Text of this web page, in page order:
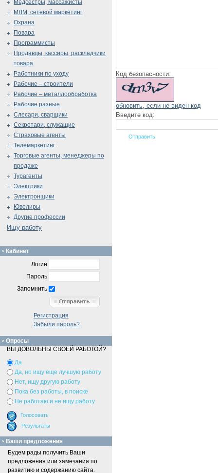
Код безопасности:
обновить, если не виден код
Введите код:
Медсёстры, массажисты
МЛМ, сетевой маркетинг
Охрана
Повара
Программисты
Продавцы, кассиры, раскладчики
товара
Работники по уходу
Рабочие – строители
Рабочие – металлообработка
Рабочие разные
Слесари, сварщики
Секретари, служащие
Страховые агенты
Телемаркетинг
Торговые агенты, менеджеры по
продаже
Турагенты
Электрики
Электронщики
Ювелиры
Другие профессии
Ищу работу
Кабинет
Логин
Пароль
Запомнить
Регистрация
Забыли пароль?
Опросы
ВЫ ДОВОЛЬНЫ СВОЕЙ РАБОТОЙ?
Да
Да, но ищу еще лучшую работу
Нет, ищу другую работу
Пока без работы, в поиске
Не работаю и не ищу работу
Ваши предложения
Будем рады получить Ваши
предложения или замечания по
развитию и содержанию сайта.